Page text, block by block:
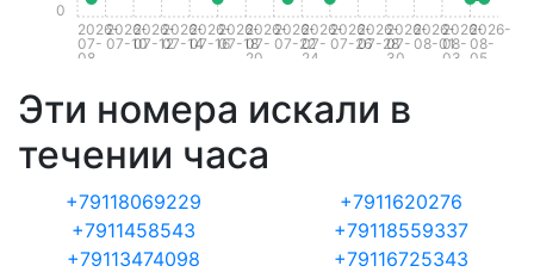
2026-
07-
08
2026-
07-10
2026-
07-12
2026-
07-14
2026-
07-16
2026-
07-18
2026-
07-
20
2026-
07-22
2026-
07-
24
2026-
07-26
2026-
07-28
2026-
07-
30
2026-
08-01
2026-
08-
03
2026-
08-
05
0
Эти номера искали в
течении часа
+79118069229
+7911620276
+7911458543
+79118559337
+79113474098
+79116725343